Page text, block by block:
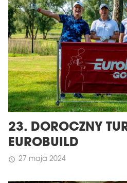
23. DOROCZNY
EUROBUILD
schedule 27 maja 2024